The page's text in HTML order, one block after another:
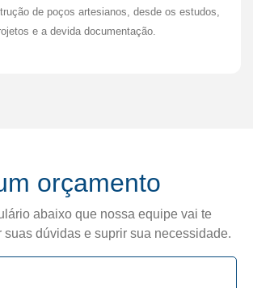
de poços artesianos, desde os estudos,
e a devida documentação.
orçamento
abaixo que nossa equipe vai te
suas dúvidas e suprir sua necessidade.